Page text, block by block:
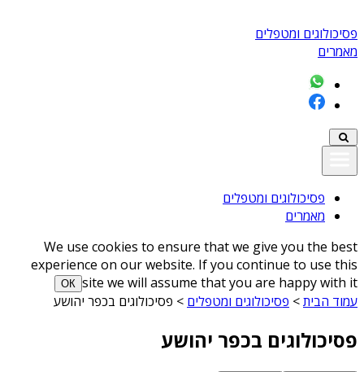
פסיכולוגים ומטפלים
מאמרים
פסיכולוגים ומטפלים
מאמרים
We use cookies to ensure that we give you the best
experience on our website. If you continue to use this
site we will assume that you are happy with it
ОК
עמוד הבית> פסיכולוגים ומטפלים > פסיכולוגים בכפר יהושע
פסיכולוגים בכפר יהושע